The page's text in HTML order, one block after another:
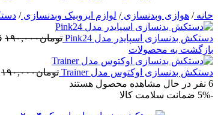
خانه/ هوازی وبدنسازی/ لوازم ایروبیک وبدنسازی/
دستکش بدنسازی اسپایدر مدل Pink24 تومان۱۹۰,۰۰۰
بازگشت به محصولات
دستکش بدنسازی اوکتوس مدل Trainer تومان۱۹۰,۰۰۰
6 نفر در حال مشاهده محصول هستند
-5%
ضمانت سلامت کالا